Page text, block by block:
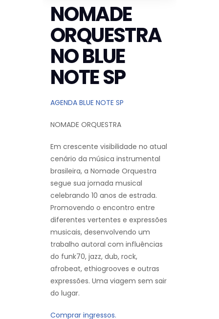
NOMADE
ORQUESTRA
NO BLUE
NOTE SP
AGENDA BLUE NOTE SP
NOMADE ORQUESTRA
Em crescente visibilidade no atual
cenário da música instrumental
brasileira, a Nomade Orquestra
segue sua jornada musical
celebrando 10 anos de estrada.
Promovendo o encontro entre
diferentes vertentes e expressões
musicais, desenvolvendo um
trabalho autoral com influências
do funk70, jazz, dub, rock,
afrobeat, ethiogrooves e outras
expressões. Uma viagem sem sair
do lugar.
Comprar ingressos.